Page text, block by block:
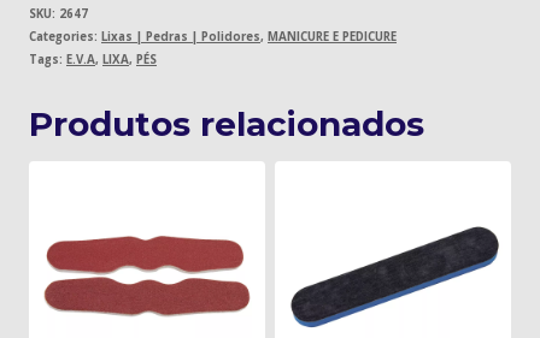
SKU: 2647
Categories: Lixas | Pedras | Polidores, MANICURE E PEDICURE
Tags: E.V.A, LIXA, PÉS
Produtos relacionados